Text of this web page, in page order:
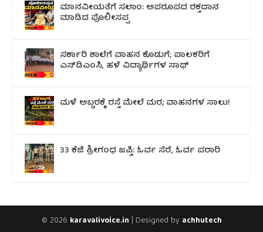
ಮಾನವೀಯತೆಗೆ ಸಲಾಂ: ಅಪರೂಪದ ರಕ್ತದಾನ
ಮಾಡಿದ ಪೊಲೀಸಪ್ಪ
ಸರ್ಕಾರಿ ಶಾಲೆಗೆ ವಾಹನ ಕೊಡುಗೆ; ಪಾಲಕರಿಗೆ
ಎಸ್‌ಡಿಎಂಸಿ, ಹಳೆ ವಿದ್ಯಾರ್ಥಿಗಳ ಸಾಥ್
ಮಳೆ ಅಬ್ಬರಕ್ಕೆ ರಸ್ತೆ ಮೇಲೆ ಮರ; ವಾಹನಗಳ ಸಾಲು!
33 ಕೆಜಿ ಶ್ರೀಗಂಧ ಜಪ್ತಿ: ಓರ್ವ ಸೆರೆ, ಓರ್ವ ಪರಾರಿ
© 2026 karavalivoice.in | Designed by achhutech